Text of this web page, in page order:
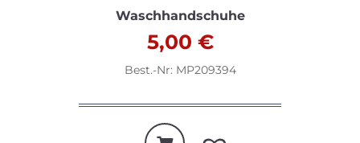
Waschhandschuhe
5,00 €
Best.-Nr: MP209394